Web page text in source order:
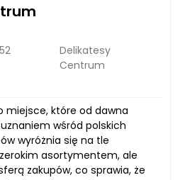
Delikatesy
Centrum
miejsce, które od dawna
wśród polskich
wyróżnia się na tle
asortymentem, ale
zakupów, co sprawia, że